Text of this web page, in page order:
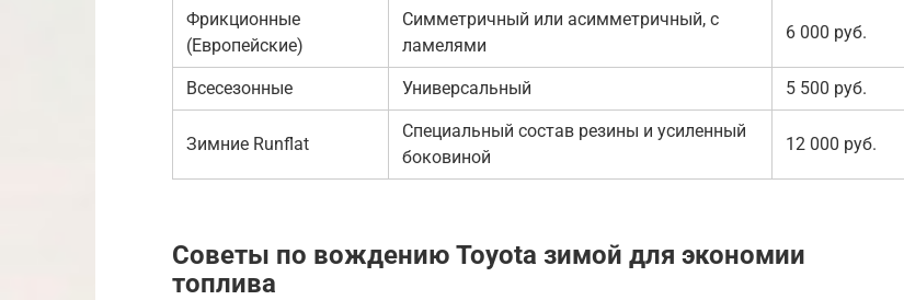
Фрикционные
(Европейские)
Симметричный или асимметричный, с
ламелями
6 000 руб.
Всесезонные Универсальный 5 500 руб.
Зимние Runflat
Специальный состав резины и усиленный
боковиной
12 000 руб.
Советы по вождению Toyota зимой для экономии
топлива